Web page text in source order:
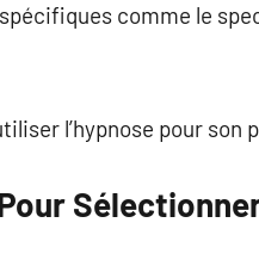
comme le
l’hypnose pour